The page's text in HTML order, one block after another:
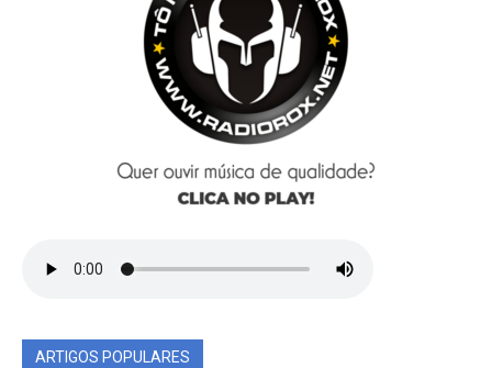
ARTIGOS POPULARES